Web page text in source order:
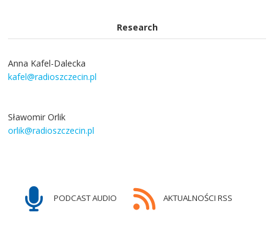
Research
Anna Kafel-Dalecka
kafel@radioszczecin.pl
Sławomir Orlik
orlik@radioszczecin.pl
PODCAST AUDIO AKTUALNOŚCI RSS